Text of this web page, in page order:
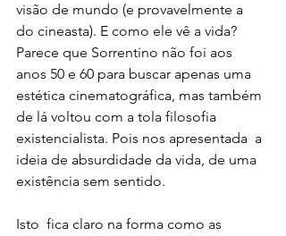
visão de mundo (e provavelmente a
do cineasta). E como ele vê a vida?
Parece que Sorrentino não foi aos
anos 50 e 60 para buscar apenas uma
estética cinematográfica, mas também
de lá voltou com a tola filosofia
existencialista. Pois nos apresentada  a
ideia de absurdidade da vida, de uma
existência sem sentido.
Isto  fica claro na forma como as